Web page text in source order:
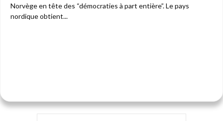
Norvège en tête des “démocraties à part entière”. Le pays
nordique obtient...